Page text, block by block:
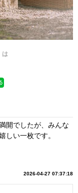
は
開でしたが、みんな
しい一枚です。
2026-04-27 07:37:18